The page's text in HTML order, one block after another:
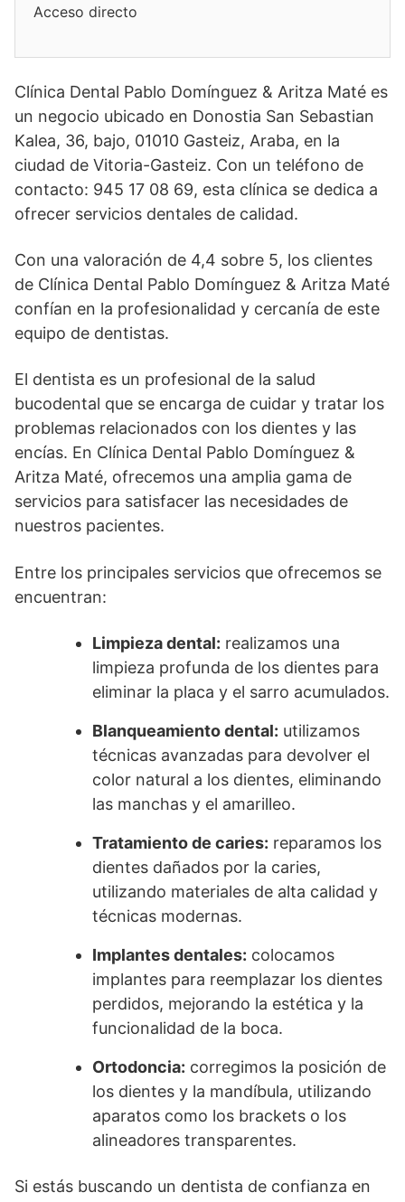
Acceso directo
Clínica Dental Pablo Domínguez & Aritza Maté es
un negocio ubicado en Donostia San Sebastian
Kalea, 36, bajo, 01010 Gasteiz, Araba, en la
ciudad de Vitoria-Gasteiz. Con un teléfono de
contacto: 945 17 08 69, esta clínica se dedica a
ofrecer servicios dentales de calidad.
Con una valoración de 4,4 sobre 5, los clientes
de Clínica Dental Pablo Domínguez & Aritza Maté
confían en la profesionalidad y cercanía de este
equipo de dentistas.
El dentista es un profesional de la salud
bucodental que se encarga de cuidar y tratar los
problemas relacionados con los dientes y las
encías. En Clínica Dental Pablo Domínguez &
Aritza Maté, ofrecemos una amplia gama de
servicios para satisfacer las necesidades de
nuestros pacientes.
Entre los principales servicios que ofrecemos se
encuentran:
Limpieza dental: realizamos una
limpieza profunda de los dientes para
eliminar la placa y el sarro acumulados.
Blanqueamiento dental: utilizamos
técnicas avanzadas para devolver el
color natural a los dientes, eliminando
las manchas y el amarilleo.
Tratamiento de caries: reparamos los
dientes dañados por la caries,
utilizando materiales de alta calidad y
técnicas modernas.
Implantes dentales: colocamos
implantes para reemplazar los dientes
perdidos, mejorando la estética y la
funcionalidad de la boca.
Ortodoncia: corregimos la posición de
los dientes y la mandíbula, utilizando
aparatos como los brackets o los
alineadores transparentes.
Si estás buscando un dentista de confianza en